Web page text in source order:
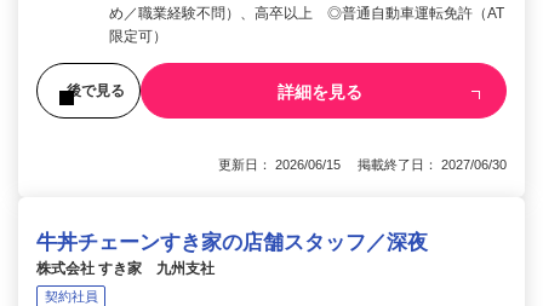
め／職業経験不問）、高卒以上 ◎普通自動車運転免許（AT
限定可）
後で見る 詳細を見る
更新日： 2026/06/15 掲載終了日： 2027/06/30
牛丼チェーンすき家の店舗スタッフ／深夜
株式会社 すき家 九州支社
契約社員